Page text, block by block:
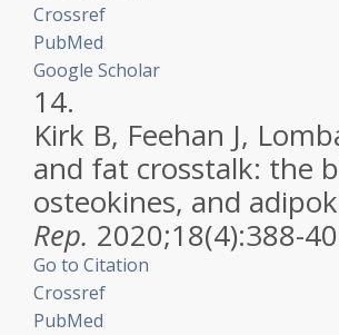
Crossref
PubMed
Google Scholar
14.
Kirk B, Feehan J,
and fat crosstalk: the
osteokines, and
Rep. 2020;18(4):388-
Go to Citation
Crossref
PubMed